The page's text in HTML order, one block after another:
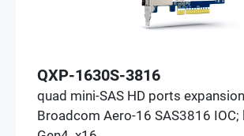
QXP-1630S-3816
quad mini-SAS HD ports
Broadcom Aero-16 SAS3816